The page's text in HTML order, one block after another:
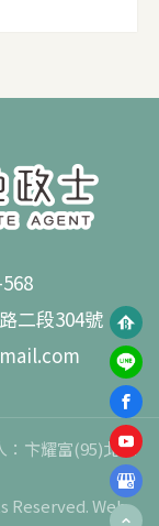
二段304號
：卞耀富(95)北縣
Reserved.Web